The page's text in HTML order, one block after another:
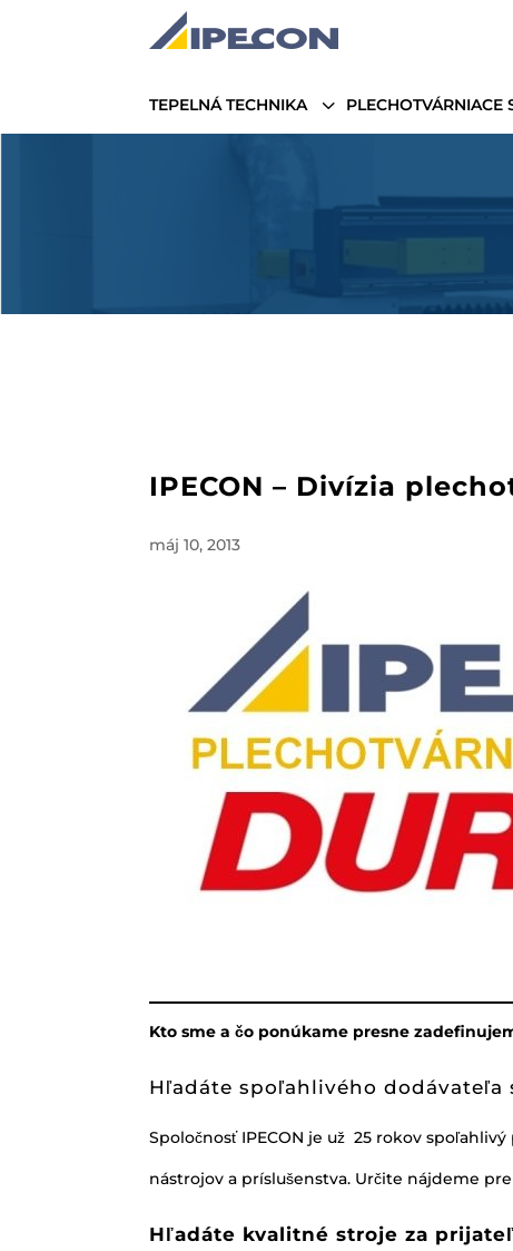
3
TEPELNÁ TECHNIKA PLECHOTVÁRNIACE
IPECON – Divízia
máj 10, 2013
Kto sme a čo ponúkame presne
Hľadáte spoľahlivého dodávateľa
Spoločnosť IPECON je už 25 rokov
nástrojov a príslušenstva. Určite nájdeme
Hľadáte kvalitné stroje za